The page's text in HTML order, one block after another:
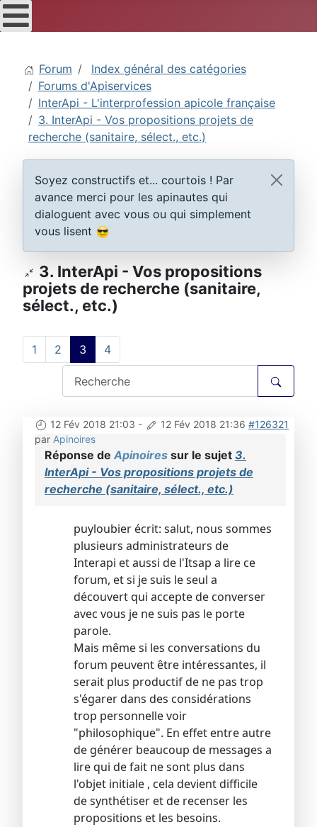
Forum
Index général des catégories
Forums d'Apiservices
InterApi - L'interprofession apicole française
3. InterApi - Vos propositions projets de
recherche (sanitaire, sélect., etc.)
Soyez constructifs et... courtois ! Par
avance merci pour les apinautes qui
dialoguent avec vous ou qui simplement
vous lisent
3. InterApi - Vos propositions
projets de recherche (sanitaire,
sélect., etc.)
1 2 3 4
12 Fév 2018 21:03 - 12 Fév 2018 21:36 #126321
par Apinoires
Réponse de Apinoires sur le sujet 3.
InterApi - Vos propositions projets de
recherche (sanitaire, sélect., etc.)
puyloubier écrit: salut, nous sommes
plusieurs administrateurs de
Interapi et aussi de l'Itsap a lire ce
forum, et si je suis le seul a
découvert qui accepte de converser
avec vous je ne suis pas le porte
parole.
Mais même si les conversations du
forum peuvent être intéressantes, il
serait plus productif de ne pas trop
s'égarer dans des considérations
trop personnelle voir
"philosophique". En effet entre autre
de générer beaucoup de messages a
lire qui de fait ne sont plus dans
l'objet initiale , cela devient difficile
de synthétiser et de recenser les
propositions et les besoins.